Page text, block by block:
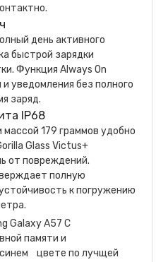
день активного
быстрой зарядки
Функция Always On
уведомления без полного
заряд.
IP68
179 граммов удобно
Glass Victus+
от повреждений.
полную
к погружению
Galaxy A57 С
памяти и
цвете по лучщей